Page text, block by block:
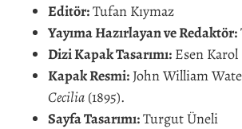
Editör:Tufan Kıymaz
Yayıma Hazırlayan ve Redaktör:
Dizi Kapak Tasarımı: Esen Karol
Kapak Resmi: John William
Cecilia (1895).
Sayfa Tasarımı:Turgut Üneli